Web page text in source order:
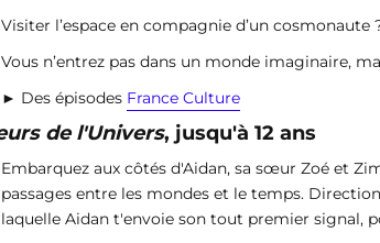
Visiter l’espace en compagnie d’un
Vous n’entrez pas dans un monde imaginaire,
► Des épisodes France Culture
de l'Univers, jusqu'à 12 ans
Embarquez aux côtés d'Aidan, sa sœur Zoé et
passages entre les mondes et le temps.
laquelle Aidan t'envoie son tout premier signal,